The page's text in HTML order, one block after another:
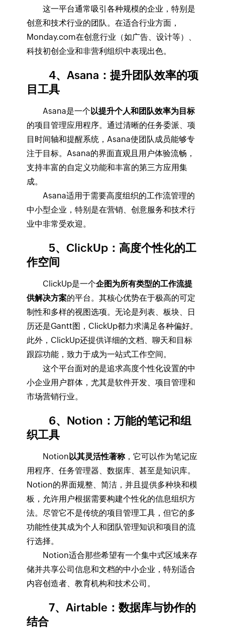
这一平台通常吸引各种规模的企业，特别是
创意和技术行业的团队。在适合行业方面，
Monday.com在创意行业（如广告、设计等）、
科技初创企业和非营利组织中表现出色。
4、Asana：提升团队效率的项
目工具
Asana是一个以提升个人和团队效率为目标
的项目管理应用程序。通过清晰的任务委派、项
目时间轴和提醒系统，Asana使团队成员能够专
注于目标。Asana的界面直观且用户体验流畅，
支持丰富的自定义功能和丰富的第三方应用集
成。
Asana适用于需要高度组织的工作流管理的
中小型企业，特别是在营销、创意服务和技术行
业中非常受欢迎。
5、ClickUp：高度个性化的工
作空间
ClickUp是一个企图为所有类型的工作流提
供解决方案的平台。其核心优势在于极高的可定
制性和多样的视图选项。无论是列表、板块、日
历还是Gantt图，ClickUp都力求满足各种偏好。
此外，ClickUp还提供详细的文档、聊天和目标
跟踪功能，致力于成为一站式工作空间。
这个平台面对的是追求高度个性化设置的中
小企业用户群体，尤其是软件开发、项目管理和
市场营销行业。
6、Notion：万能的笔记和组
织工具
Notion以其灵活性著称，它可以作为笔记应
用程序、任务管理器、数据库、甚至是知识库。
Notion的界面规整、简洁，并且提供多种块和模
板，允许用户根据需要构建个性化的信息组织方
法。尽管它不是传统的项目管理工具，但它的多
功能性使其成为个人和团队管理知识和项目的流
行选择。
Notion适合那些希望有一个集中式区域来存
储并共享公司信息和文档的中小企业，特别适合
内容创造者、教育机构和技术公司。
7、Airtable：数据库与协作的
结合